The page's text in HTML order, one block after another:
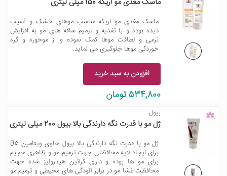
ماسک مغذی مو اریکه مناسب موهای خشک و آسیب
دیده بوده و با تغذیه و ترمیم ساقه های مو به افزایش
نرمی و لطافت موها کمک نموده و از موخوره و گره
خوردگی موها جلوگیری می نماید.
افزودن به سبد خرید
534,800 تومان
بیول
ژل مو با قدرت نگه دارندگی بالا بیول 200 میلی لیتری
ژل مو با قدرت نگه دارندگی بالا بیول حاوی ویتامین B5
برای ایجاد لایه محافظتی جهت ترمیم مو و ظاهری حجیم
برای مو ها بوده و دارای کراتین هیدرولیز شده جهت
محافظت غشا مو در برابر آلودگی های محیطی و ترمیم مو